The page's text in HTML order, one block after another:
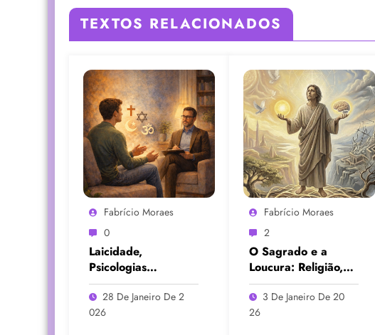
TEXTOS RELACIONADOS
Fabrício Moraes
0
Laicidade,
Psicologias
Religiosas e
Psicologia da
Religião
28 De Janeiro De 2
026
Fabrício Moraes
2
O Sagrado e a
Loucura: Religião,
Espiritualidade e
Psicopatologia
3 De Janeiro De 20
26